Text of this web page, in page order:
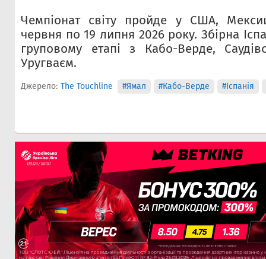
Чемпіонат світу пройде у США,
червня по 19 липня 2026 року. Збірна
груповому етапі з Кабо-Верде,
Уругваєм.
Джерело: The Touchline #Ямал #Кабо-Верде #Іспанія